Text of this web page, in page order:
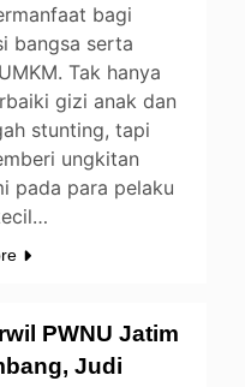
bagi
bangsa serta
Tak hanya
gizi anak dan
stunting, tapi
ungkitan
pada para pelaku
PWNU Jatim
Judi